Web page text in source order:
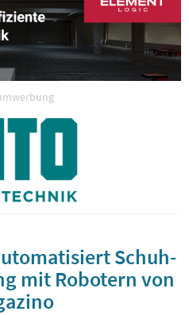
Schuh-
mit Robotern von